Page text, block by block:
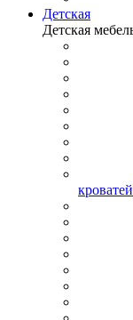
Детская
Детская
кроватей